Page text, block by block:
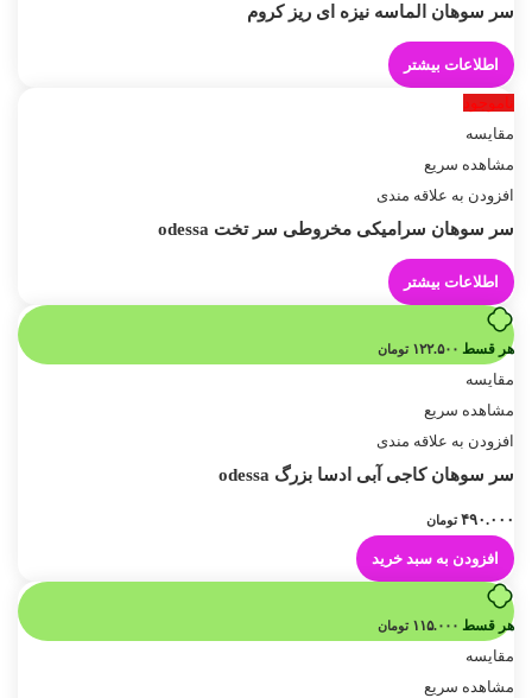
سر سوهان الماسه نیزه ای ریز کروم
اطلاعات بیشتر
ناموجود
مقایسه
مشاهده سریع
افزودن به علاقه مندی
سر سوهان سرامیکی مخروطی سر تخت odessa
اطلاعات بیشتر
هر قسط ۱۲۲.۵۰۰ تومان
مقایسه
مشاهده سریع
افزودن به علاقه مندی
سر سوهان کاجی آبی ادسا بزرگ odessa
۴۹۰.۰۰۰ تومان
افزودن به سبد خرید
هر قسط ۱۱۵.۰۰۰ تومان
مقایسه
مشاهده سریع